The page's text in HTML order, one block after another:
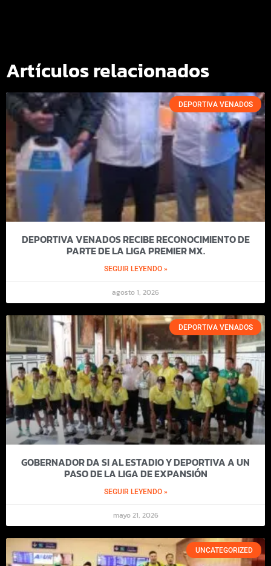
Artículos relacionados
DEPORTIVA VENADOS
DEPORTIVA VENADOS RECIBE RECONOCIMIENTO DE
PARTE DE LA LIGA PREMIER MX.
SEGUIR LEYENDO »
agosto 1, 2026
DEPORTIVA VENADOS
GOBERNADOR DA SI AL ESTADIO Y DEPORTIVA A UN
PASO DE LA LIGA DE EXPANSIÓN
SEGUIR LEYENDO »
mayo 21, 2026
UNCATEGORIZED